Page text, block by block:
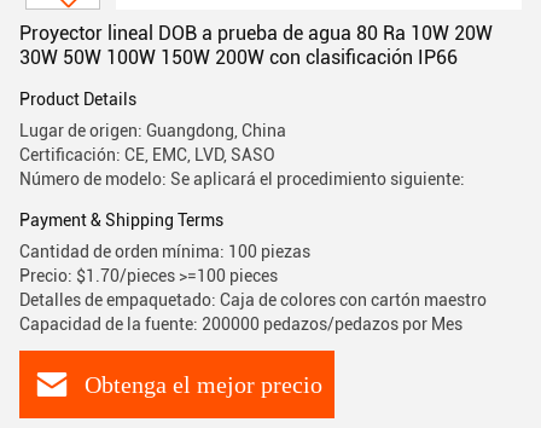
Proyector lineal DOB a prueba de agua 80 Ra 10W 20W
30W 50W 100W 150W 200W con clasificación IP66
Product Details
Lugar de origen: Guangdong, China
Certificación: CE, EMC, LVD, SASO
Número de modelo: Se aplicará el procedimiento siguiente:
Payment & Shipping Terms
Cantidad de orden mínima: 100 piezas
Precio: $1.70/pieces >=100 pieces
Detalles de empaquetado: Caja de colores con cartón maestro
Capacidad de la fuente: 200000 pedazos/pedazos por Mes
Obtenga el mejor precio